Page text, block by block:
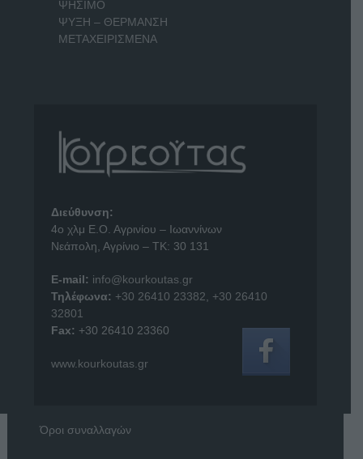
ΨΗΣΙΜΟ
ΨΥΞΗ – ΘΕΡΜΑΝΣΗ
ΜΕΤΑΧΕΙΡΙΣΜΕΝΑ
Διεύθυνση:
4o χλμ Ε.Ο. Αγρινίου – Ιωαννίνων
Νεάπολη, Αγρίνιο – ΤΚ: 30 131
E-mail: info@kourkoutas.gr
Τηλέφωνα: +30 26410 23382
+30 26410
32801
Fax: +30 26410 23360
www.kourkoutas.gr
Όροι συναλλαγών